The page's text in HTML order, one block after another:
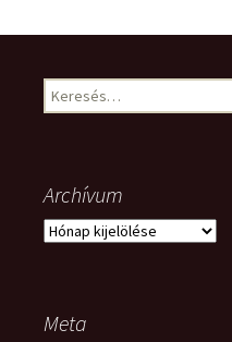
Keresés:
Archívum
Archívum
Meta